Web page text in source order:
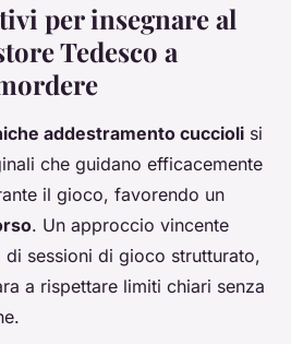
per insegnare al
Tedesco a
addestramento cuccioli si
che guidano efficacemente
il gioco, favorendo un
. Un approccio vincente
di sessioni di gioco strutturato,
a rispettare limiti chiari senza